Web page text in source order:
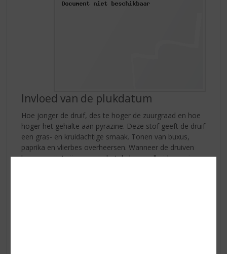
Invloed van de plukdatum
Hoe jonger de druif, des te hoger de zuurgraad en hoe
hoger het gehalte aan pyrazine. Deze stof geeft de druif
een gras- en kruidachtige smaak. Tonen van buxus,
paprika en vlierbes overheersen. Wanneer de druiven
langer gerijpt zijn, vermindert de hoeveelheid pyrazine.